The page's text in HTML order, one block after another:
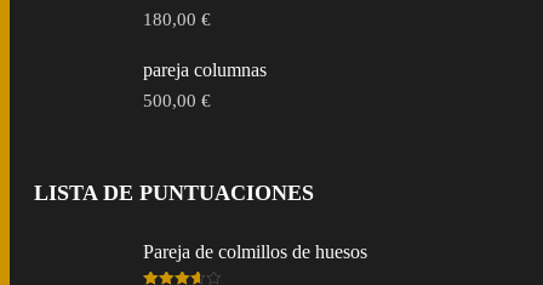
180,00€
pareja columnas
500,00€
LISTA DE PUNTUACIONES
Pareja de colmillos de huesos